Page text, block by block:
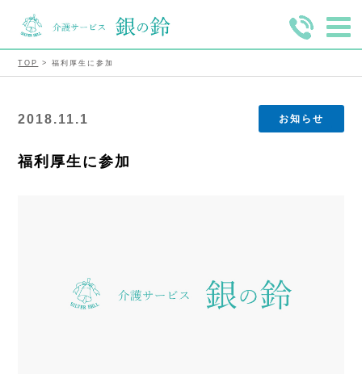
TOP > 福利厚生に参加
2018.11.1 お知らせ
福利厚生に参加